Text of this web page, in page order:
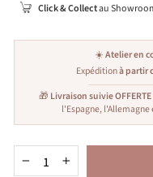
Click & Collectau
☀️Atelier en
Expéditionà partir
🎁 Livraison suivie
l'Espagne, l'Allemagne
+